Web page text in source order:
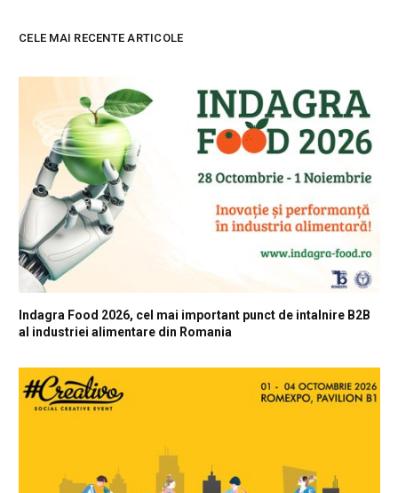
CELE MAI RECENTE ARTICOLE
Indagra Food 2026, cel mai important punct de intalnire B2B
al industriei alimentare din Romania